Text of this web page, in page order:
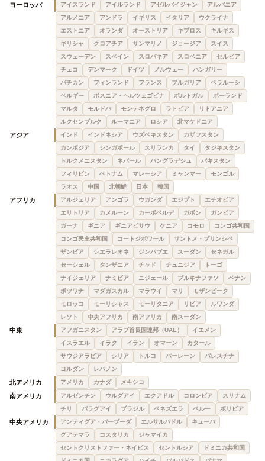
ヨーロッパ アイスランド アイルランド アゼルバイジャン
アルバニア
アルメニア
アンドラ イギリス イタリア
ウクライナ
エストニア
オランダ オーストリア キプロス
キルギス
ギリシャ
クロアチア サンマリノ ジョージア
スイス
スウェーデン
スペイン スロバキア スロベニア
セルビア
チェコ
デンマーク ドイツ ノルウェー
ハンガリー
バチカン
フィンランド フランス ブルガリア
ベラルーシ
ベルギー
ボスニア・ヘルツェゴビナ ポルトガル
ポーランド
マルタ
モルドバ モンテネグロ ラトビア
リトアニア
ルクセンブルク
ルーマニア ロシア 北マケドニア
アジア インド インドネシア ウズベキスタン
カザフスタン
カンボジア
シンガポール スリランカ タイ
タジキスタン
トルクメニスタン
ネパール バングラデシュ
パキスタン
フィリピン
ベトナム マレーシア ミャンマー
モンゴル
ラオス
中国 北朝鮮 日本 韓国
アフリカ アルジェリア アンゴラ ウガンダ エジプト
エチオピア
エリトリア
カメルーン カーボベルデ ガボン
ガンビア
ガーナ
ギニア ギニアビサウ ケニア コモロ
コンゴ共和国
コンゴ民主共和国
コートジボワール
サントメ・プリンシペ
ザンビア
シエラレオネ ジンバブエ スーダン
セネガル
セーシェル
タンザニア チャド チュニジア
トーゴ
ナイジェリア
ナミビア ニジェール ブルキナファソ
ベナン
ボツワナ
マダガスカル マラウイ マリ
モザンビーク
モロッコ
モーリシャス モーリタニア リビア
ルワンダ
レソト
中央アフリカ 南アフリカ 南スーダン
中東 アフガニスタン アラブ首長国連邦（UAE）
イエメン
イスラエル
イラク イラン オマーン
カタール
サウジアラビア
シリア トルコ バーレーン
パレスチナ
ヨルダン
レバノン
北アメリカ アメリカ カナダ メキシコ
南アメリカ アルゼンチン ウルグアイ エクアドル コロンビア
スリナム
チリ
パラグアイ ブラジル ベネズエラ ペルー ボリビア
中央アメリカ アンティグア・バーブーダ エルサルバドル
キューバ
グアテマラ
コスタリカ
ジャマイカ
セントクリストファー・ネイビス
セントルシア
ドミニカ共和国